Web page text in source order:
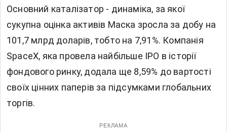
Основний каталізатор - динаміка, за якої
сукупна оцінка активів Маска зросла за добу на
101,7 млрд доларів, тобто на 7,91%. Компанія
SpaceX, яка провела найбільше IPO в історії
фондового ринку, додала ще 8,59% до вартості
своїх цінних паперів за підсумками глобальних
торгів.
РЕКЛАМА